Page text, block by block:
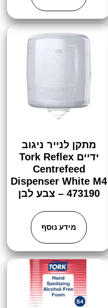
מתקן לנייר ניגוב
ידיים​ Tork Reflex
Centrefeed
Dispenser White M4
473190 – צבע לבן
מידע נוסף